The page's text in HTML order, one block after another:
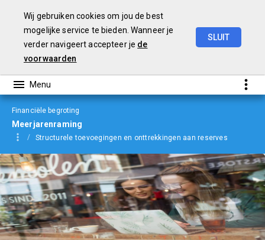
Wij gebruiken cookies om jou de best
mogelijke service te bieden. Wanneer je
verder navigeert accepteer je de
voorwaarden
SLUIT
Financiële begroting
Meerjarenraming
Structurele toevoegingen en onttrekkingen aan reserves